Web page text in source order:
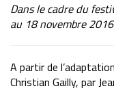
Dans le cadre du
au 18 novembre
A partir de
Christian Gailly, par